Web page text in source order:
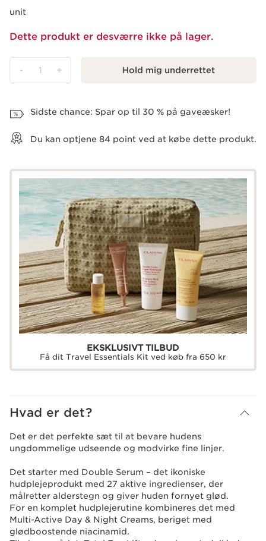
unit
Dette produkt er desværre ikke på lager.
- 1 + Hold mig underrettet
Sidste chance: Spar op til 30 % på gaveæsker!
Du kan optjene 84 point ved at købe dette produkt.
EKSKLUSIVT TILBUD
Få dit Travel Essentials Kit ved køb fra 650 kr
Hvad er det?
Det er det perfekte sæt til at bevare hudens
ungdommelige udseende og modvirke fine linjer.
Det starter med Double Serum – det ikoniske
hudplejeprodukt med 27 aktive ingredienser, der
målretter alderstegn og giver huden fornyet glød.
For en komplet hudplejerutine kombineres det med
Multi-Active Day & Night Creams, beriget med
glødboostende niacinamid.